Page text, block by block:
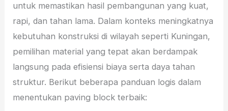
untuk memastikan hasil pembangunan yang kuat,
rapi, dan tahan lama. Dalam konteks meningkatnya
kebutuhan konstruksi di wilayah seperti Kuningan,
pemilihan material yang tepat akan berdampak
langsung pada efisiensi biaya serta daya tahan
struktur. Berikut beberapa panduan logis dalam
menentukan paving block terbaik: